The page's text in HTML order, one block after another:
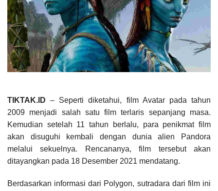
TIKTAK.ID – Seperti diketahui, film Avatar pada tahun
2009 menjadi salah satu film terlaris sepanjang masa.
Kemudian setelah 11 tahun berlalu, para penikmat film
akan disuguhi kembali dengan dunia alien Pandora
melalui sekuelnya. Rencananya, film tersebut akan
ditayangkan pada 18 Desember 2021 mendatang.
Berdasarkan informasi dari Polygon, sutradara dari film ini